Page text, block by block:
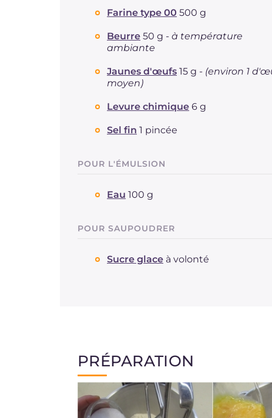
Farine type 00 500 g
Beurre 50 g - à température
ambiante
Jaunes d'œufs 15 g - (environ 1
moyen)
Levure chimique 6 g
Sel fin 1 pincée
POUR L'ÉMULSION
Eau 100 g
POUR SAUPOUDRER
Sucre glace à volonté
PRÉPARATION